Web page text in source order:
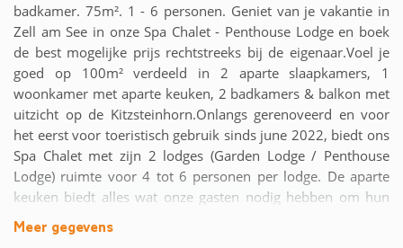
badkamer. 75m². 1 - 6 personen. Geniet van je vakantie in
Zell am See in onze Spa Chalet - Penthouse Lodge en boek
de best mogelijke prijs rechtstreeks bij de eigenaar.Voel je
goed op 100m² verdeeld in 2 aparte slaapkamers, 1
woonkamer met aparte keuken, 2 badkamers & balkon met
uitzicht op de Kitzsteinhorn.Onlangs gerenoveerd en voor
het eerst voor toeristisch gebruik sinds june 2022, biedt ons
Spa Chalet met zijn 2 lodges (Garden Lodge / Penthouse
Lodge) ruimte voor 4 tot 6 personen per lodge. De aparte
keuken biedt alles wat onze gasten nodig hebben om hun
dierbaren te verwennen: koelkast / vriezer, oven,
vaatwasser, servies / bestek, kookgerei, koffiezetapparaat
Meer gegevens